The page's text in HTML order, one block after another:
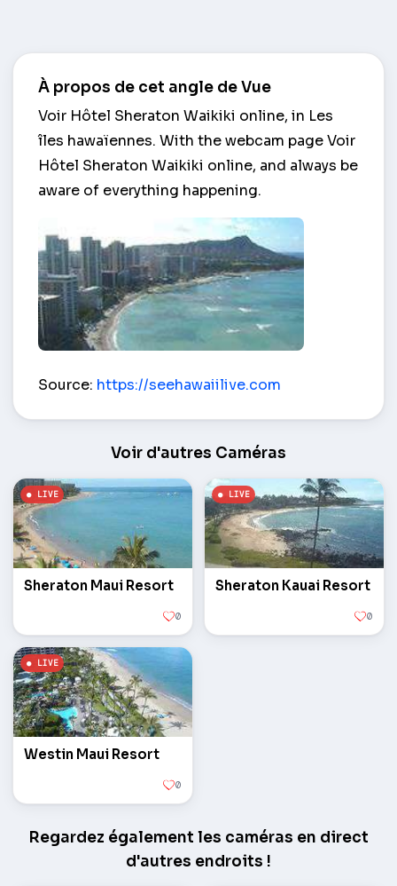
À propos de cet angle de Vue
Voir Hôtel Sheraton Waikiki online, in Les
îles hawaïennes. With the webcam page Voir
Hôtel Sheraton Waikiki online, and always be
aware of everything happening.
Source: https://seehawaiilive.com
Voir d'autres Caméras
Sheraton Maui Resort
0
Sheraton Kauai Resort
0
Westin Maui Resort
0
Regardez également les caméras en direct
d'autres endroits !